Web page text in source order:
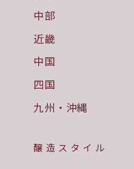
中部
近畿
中国
四国
九州・沖縄
醸造スタイル